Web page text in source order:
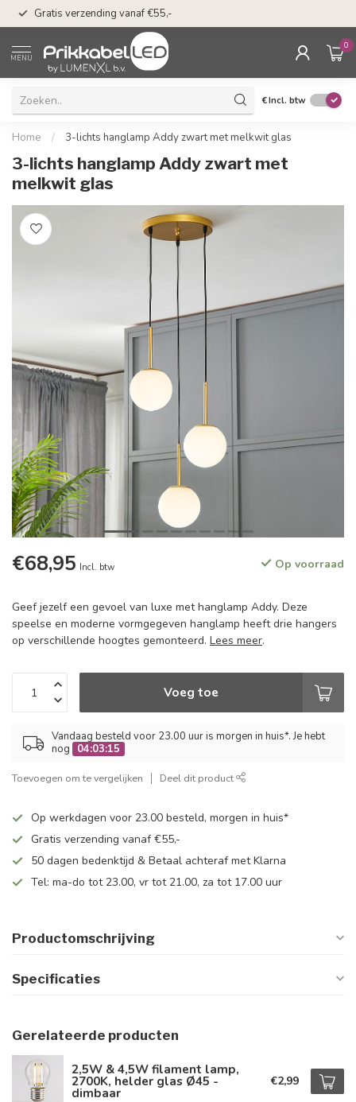
Gratis verzending vanaf €55,-
MENU
0
€Incl. btw
Home / 3-lichts hanglamp Addy zwart met melkwit glas
3-lichts hanglamp Addy zwart met
melkwit glas
€68,95 Incl. btw Op voorraad
Geef jezelf een gevoel van luxe met hanglamp Addy. Deze
speelse en moderne vormgegeven hanglamp heeft drie hangers
op verschillende hoogtes gemonteerd. Lees meer.
Voeg toe
Vandaag besteld voor 23.00 uur is morgen in huis*. Je hebt
nog
04:03:15
Toevoegen om te vergelijken Deel dit product
Op werkdagen voor 23.00 besteld, morgen in huis*
Gratis verzending vanaf €55,-
50 dagen bedenktijd & Betaal achteraf met Klarna
Tel: ma-do tot 23.00, vr tot 21.00, za tot 17.00 uur
Productomschrijving
Specificaties
Gerelateerde producten
2,5W & 4,5W filament lamp,
2700K, helder glas Ø45 -
dimbaar
€2,99